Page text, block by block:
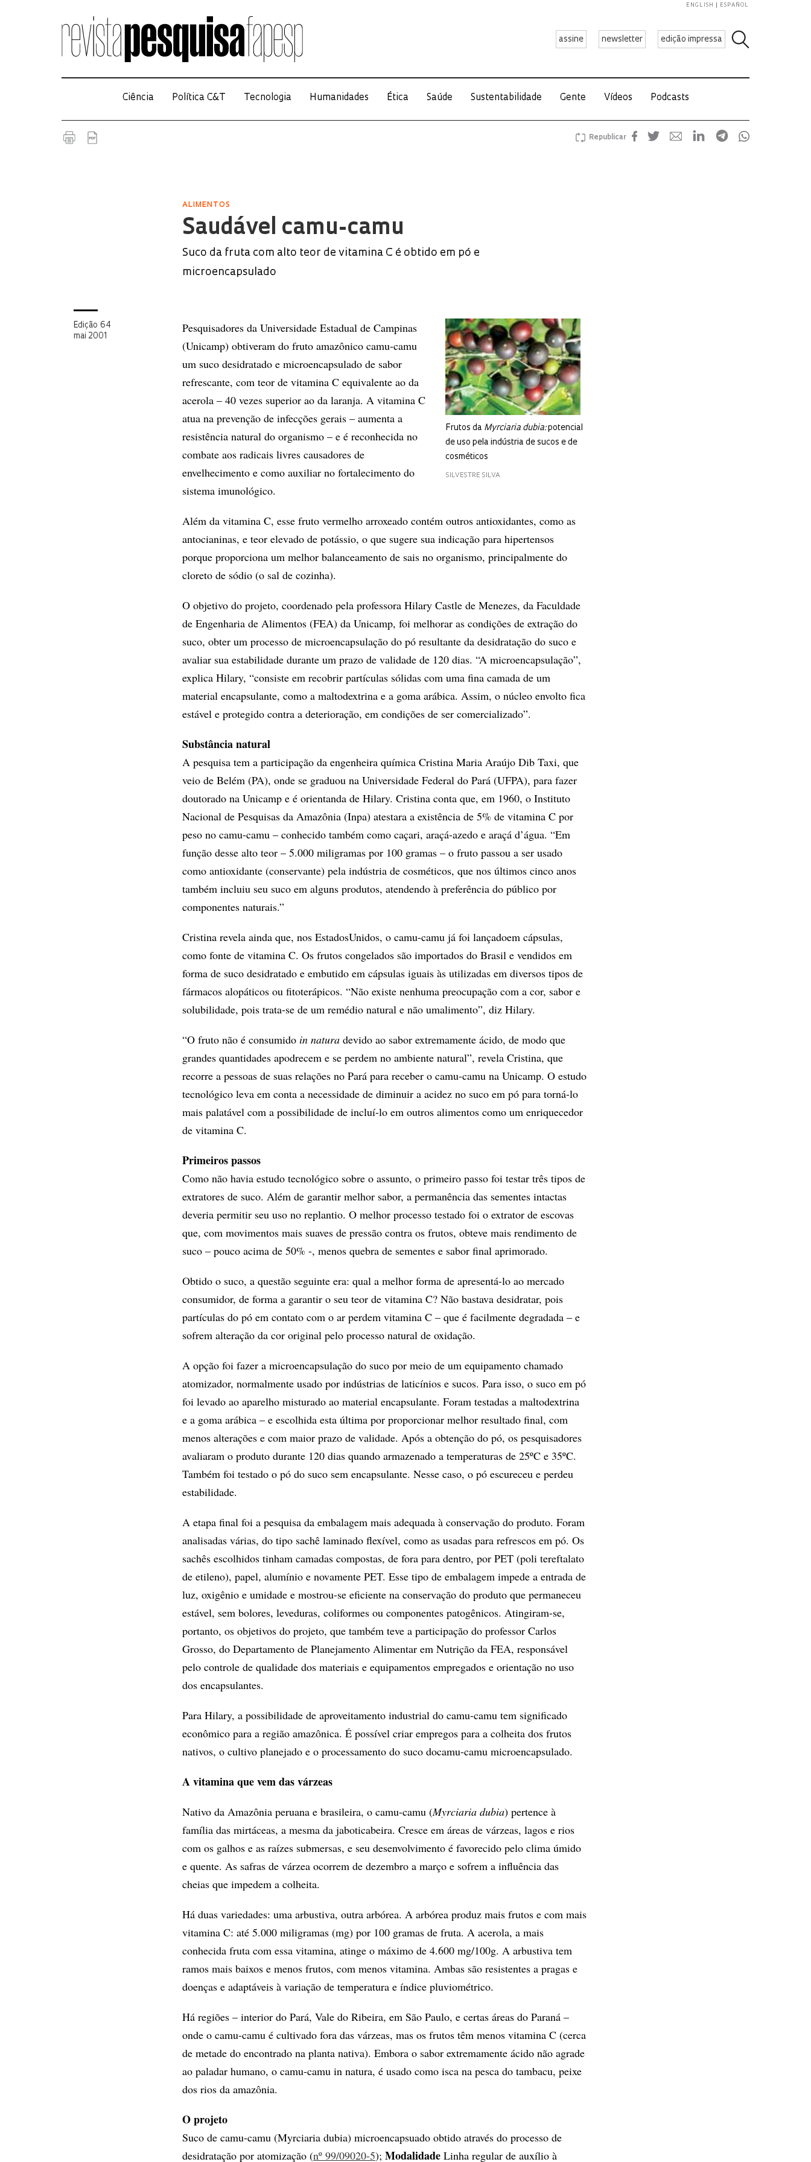
assine newsletter edição impressa
ENGLISH ESPAÑOL
Ciência Política C&T Tecnologia Humanidades Ética Saúde Sustentabilidade Gente Vídeos Podcasts
Republicar
ALIMENTOS
Saudável camu-camu
Suco da fruta com alto teor de vitamina C é obtido em pó e
microencapsulado
Edição 64
mai 2001
Frutos da Myrciaria dubia:potencial
de uso pela indústria de sucos e de
cosméticos
SILVESTRE SILVA
Pesquisadores da Universidade Estadual de Campinas
(Unicamp) obtiveram do fruto amazônico camu-camu
um suco desidratado e microencapsulado de sabor
refrescante, com teor de vitamina C equivalente ao da
acerola – 40 vezes superior ao da laranja. A vitamina C
atua na prevenção de infecções gerais – aumenta a
resistência natural do organismo – e é reconhecida no
combate aos radicais livres causadores de
envelhecimento e como auxiliar no fortalecimento do
sistema imunológico.
Além da vitamina C, esse fruto vermelho arroxeado contém outros antioxidantes, como as
antocianinas, e teor elevado de potássio, o que sugere sua indicação para hipertensos
porque proporciona um melhor balanceamento de sais no organismo, principalmente do
cloreto de sódio (o sal de cozinha).
O objetivo do projeto, coordenado pela professora Hilary Castle de Menezes, da Faculdade
de Engenharia de Alimentos (FEA) da Unicamp, foi melhorar as condições de extração do
suco, obter um processo de microencapsulação do pó resultante da desidratação do suco e
avaliar sua estabilidade durante um prazo de validade de 120 dias. “A microencapsulação”,
explica Hilary, “consiste em recobrir partículas sólidas com uma fina camada de um
material encapsulante, como a maltodextrina e a goma arábica. Assim, o núcleo envolto fica
estável e protegido contra a deterioração, em condições de ser comercializado”.
Substância natural
A pesquisa tem a participação da engenheira química Cristina Maria Araújo Dib Taxi, que
veio de Belém (PA), onde se graduou na Universidade Federal do Pará (UFPA), para fazer
doutorado na Unicamp e é orientanda de Hilary. Cristina conta que, em 1960, o Instituto
Nacional de Pesquisas da Amazônia (Inpa) atestara a existência de 5% de vitamina C por
peso no camu-camu – conhecido também como caçari, araçá-azedo e araçá d’água. “Em
função desse alto teor – 5.000 miligramas por 100 gramas – o fruto passou a ser usado
como antioxidante (conservante) pela indústria de cosméticos, que nos últimos cinco anos
também incluiu seu suco em alguns produtos, atendendo à preferência do público por
componentes naturais.”
Cristina revela ainda que, nos EstadosUnidos, o camu-camu já foi lançadoem cápsulas,
como fonte de vitamina C. Os frutos congelados são importados do Brasil e vendidos em
forma de suco desidratado e embutido em cápsulas iguais às utilizadas em diversos tipos de
fármacos alopáticos ou fitoterápicos. “Não existe nenhuma preocupação com a cor, sabor e
solubilidade, pois trata-se de um remédio natural e não umalimento”, diz Hilary.
“O fruto não é consumido in natura devido ao sabor extremamente ácido, de modo que
grandes quantidades apodrecem e se perdem no ambiente natural”, revela Cristina, que
recorre a pessoas de suas relações no Pará para receber o camu-camu na Unicamp. O estudo
tecnológico leva em conta a necessidade de diminuir a acidez no suco em pó para torná-lo
mais palatável com a possibilidade de incluí-lo em outros alimentos como um enriquecedor
de vitamina C.
Primeiros passos
Como não havia estudo tecnológico sobre o assunto, o primeiro passo foi testar três tipos de
extratores de suco. Além de garantir melhor sabor, a permanência das sementes intactas
deveria permitir seu uso no replantio. O melhor processo testado foi o extrator de escovas
que, com movimentos mais suaves de pressão contra os frutos, obteve mais rendimento de
suco – pouco acima de 50% -, menos quebra de sementes e sabor final aprimorado.
Obtido o suco, a questão seguinte era: qual a melhor forma de apresentá-lo ao mercado
consumidor, de forma a garantir o seu teor de vitamina C? Não bastava desidratar, pois
partículas do pó em contato com o ar perdem vitamina C – que é facilmente degradada – e
sofrem alteração da cor original pelo processo natural de oxidação.
A opção foi fazer a microencapsulação do suco por meio de um equipamento chamado
atomizador, normalmente usado por indústrias de laticínios e sucos. Para isso, o suco em pó
foi levado ao aparelho misturado ao material encapsulante. Foram testadas a maltodextrina
e a goma arábica – e escolhida esta última por proporcionar melhor resultado final, com
menos alterações e com maior prazo de validade. Após a obtenção do pó, os pesquisadores
avaliaram o produto durante 120 dias quando armazenado a temperaturas de 25ºC e 35ºC.
Também foi testado o pó do suco sem encapsulante. Nesse caso, o pó escureceu e perdeu
estabilidade.
A etapa final foi a pesquisa da embalagem mais adequada à conservação do produto. Foram
analisadas várias, do tipo sachê laminado flexível, como as usadas para refrescos em pó. Os
sachês escolhidos tinham camadas compostas, de fora para dentro, por PET (poli tereftalato
de etileno), papel, alumínio e novamente PET. Esse tipo de embalagem impede a entrada de
luz, oxigênio e umidade e mostrou-se eficiente na conservação do produto que permaneceu
estável, sem bolores, leveduras, coliformes ou componentes patogênicos. Atingiram-se,
portanto, os objetivos do projeto, que também teve a participação do professor Carlos
Grosso, do Departamento de Planejamento Alimentar em Nutrição da FEA, responsável
pelo controle de qualidade dos materiais e equipamentos empregados e orientação no uso
dos encapsulantes.
Para Hilary, a possibilidade de aproveitamento industrial do camu-camu tem significado
econômico para a região amazônica. É possível criar empregos para a colheita dos frutos
nativos, o cultivo planejado e o processamento do suco docamu-camu microencapsulado.
A vitamina que vem das várzeas
Nativo da Amazônia peruana e brasileira, o camu-camu (Myrciaria dubia) pertence à
família das mirtáceas, a mesma da jaboticabeira. Cresce em áreas de várzeas, lagos e rios
com os galhos e as raízes submersas, e seu desenvolvimento é favorecido pelo clima úmido
e quente. As safras de várzea ocorrem de dezembro a março e sofrem a influência das
cheias que impedem a colheita.
Há duas variedades: uma arbustiva, outra arbórea. A arbórea produz mais frutos e com mais
vitamina C: até 5.000 miligramas (mg) por 100 gramas de fruta. A acerola, a mais
conhecida fruta com essa vitamina, atinge o máximo de 4.600 mg/100g. A arbustiva tem
ramos mais baixos e menos frutos, com menos vitamina. Ambas são resistentes a pragas e
doenças e adaptáveis à variação de temperatura e índice pluviométrico.
Há regiões – interior do Pará, Vale do Ribeira, em São Paulo, e certas áreas do Paraná –
onde o camu-camu é cultivado fora das várzeas, mas os frutos têm menos vitamina C (cerca
de metade do encontrado na planta nativa). Embora o sabor extremamente ácido não agrade
ao paladar humano, o camu-camu in natura, é usado como isca na pesca do tambacu, peixe
dos rios da amazônia.
O projeto
Suco de camu-camu (Myrciaria dubia) microencapsuado obtido através do processo de
desidratação por atomização (nº 99/09020-5); Modalidade Linha regular de auxílio à